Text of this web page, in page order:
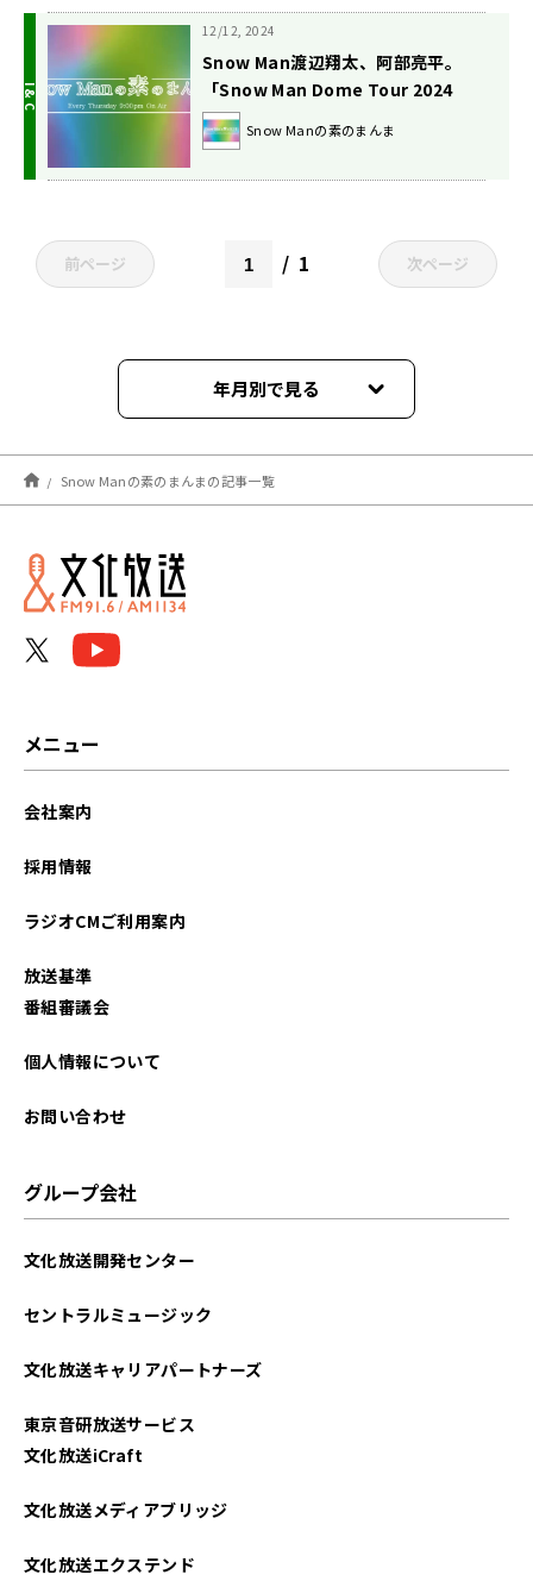
12/12, 2024
Snow Man渡辺翔太、阿部亮平。
「Snow Man Dome Tour 2024
RAYS」開幕の北海道を振り返る！
Snow Manの素のまんま
前ページ 1 次ページ
年月別で見る
2026年01月
2024年12月
2024年11月
2024年02月
2023年11月
2021年02月
Snow Manの素のまんまの記事一覧
メニュー
会社案内
採用情報
ラジオCMご利用案内
放送基準
番組審議会
個人情報について
お問い合わせ
グループ会社
文化放送開発センター
セントラルミュージック
文化放送キャリアパートナーズ
東京音研放送サービス
文化放送iCraft
文化放送メディアブリッジ
文化放送エクステンド